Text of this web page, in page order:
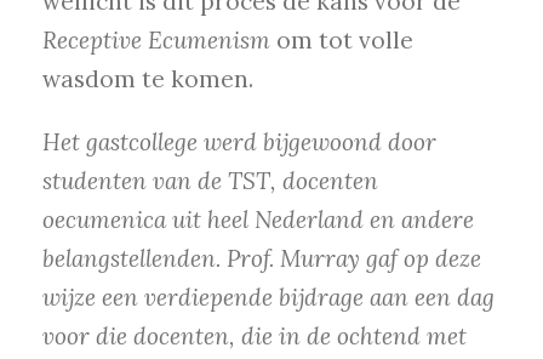
Receptive Ecumenism om tot volle
wasdom te komen.
Het gastcollege werd bijgewoond door
studenten van de TST, docenten
oecumenica uit heel Nederland en andere
belangstellenden. Prof. Murray gaf op deze
wijze een verdiepende bijdrage aan een dag
voor die docenten, die in de ochtend met